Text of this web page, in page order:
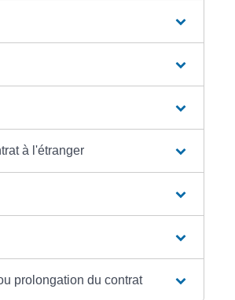
à l'étranger
prolongation du contrat